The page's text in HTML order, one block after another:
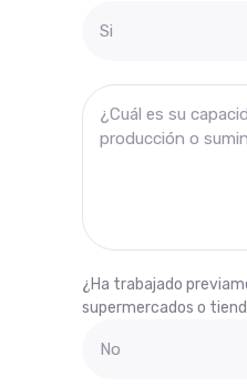
¿Ha trabajado
supermercados o